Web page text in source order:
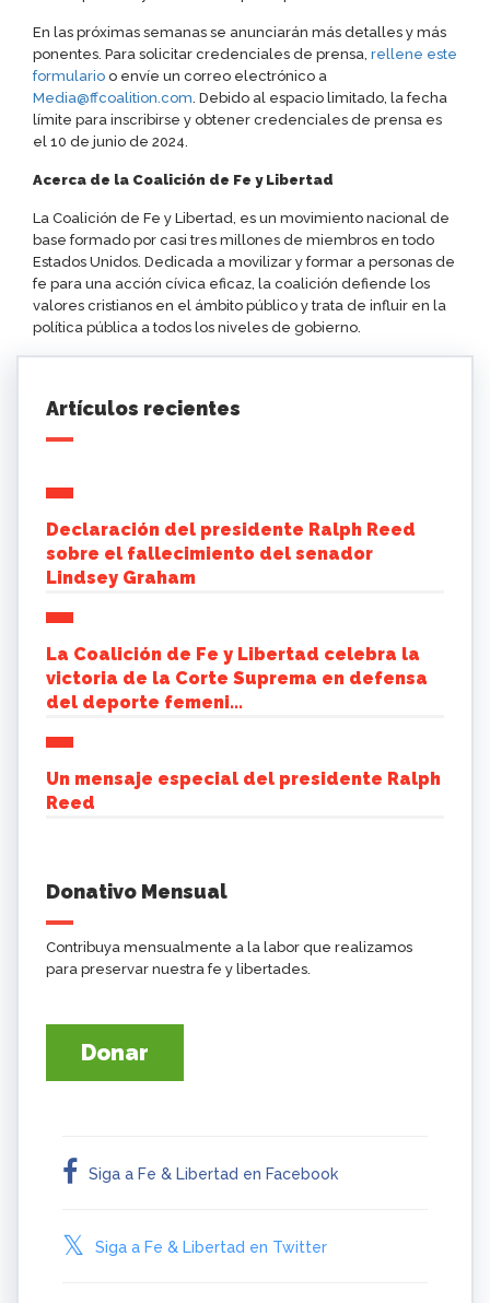
En las próximas semanas se anunciarán más detalles y más
ponentes. Para solicitar credenciales de prensa, rellene este
formulario o envíe un correo electrónico a
Media@ffcoalition.com. Debido al espacio limitado, la fecha
límite para inscribirse y obtener credenciales de prensa es
el 10 de junio de 2024.
Acerca de la Coalición de Fe y Libertad
La Coalición de Fe y Libertad, es un movimiento nacional de
base formado por casi tres millones de miembros en todo
Estados Unidos. Dedicada a movilizar y formar a personas de
fe para una acción cívica eficaz, la coalición defiende los
valores cristianos en el ámbito público y trata de influir en la
política pública a todos los niveles de gobierno.
Artículos recientes
Declaración del presidente Ralph Reed
sobre el fallecimiento del senador
Lindsey Graham
La Coalición de Fe y Libertad celebra la
victoria de la Corte Suprema en defensa
del deporte femeni...
Un mensaje especial del presidente Ralph
Reed
Donativo Mensual
Contribuya mensualmente a la labor que realizamos
para preservar nuestra fe y libertades.
Donar
Siga a Fe & Libertad en Facebook
Siga a Fe & Libertad en Twitter